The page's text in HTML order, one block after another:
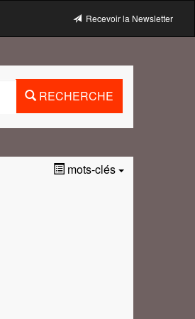
Recevoir la Newsletter
RECHERCHE
mots-clés